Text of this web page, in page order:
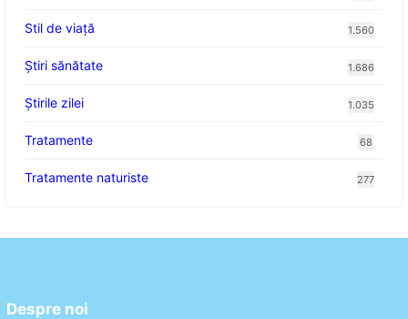
Stil de viaţă 1.560
Ştiri sănătate 1.686
Știrile zilei 1.035
Tratamente 68
Tratamente naturiste 277
Despre noi